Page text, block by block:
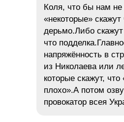
Коля, что бы нам не
«некоторые»
дерьмо.Либо скажут
что
напряжённость в
из Николаева или
которые скажут,
плохо».А потом
провокатор всея